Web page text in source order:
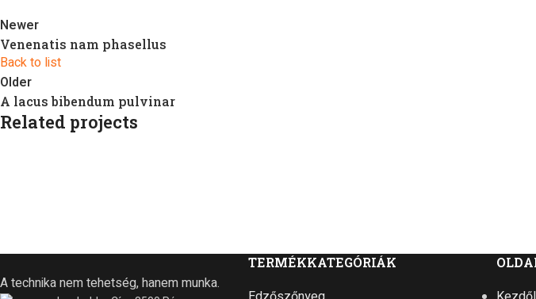
Newer
Venenatis nam phasellus
Back to list
Older
A lacus bibendum pulvinar
Related projects
A technika nem tehetség, hanem munka.
TERMÉKKATEGÓRIÁK